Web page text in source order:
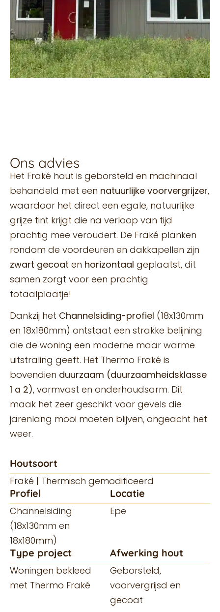
Ons advies
Het Fraké hout is geborsteld en machinaal
behandeld met een natuurlijke voorvergrijzer,
waardoor het direct een egale, natuurlijke
grijze tint krijgt die na verloop van tijd
prachtig mee veroudert. De Fraké planken
rondom de voordeuren en dakkapellen zijn
zwart gecoat en horizontaal geplaatst, dit
samen zorgt voor een prachtig
totaalplaatje!
Dankzij het Channelsiding-profiel (18x130mm
en 18x180mm) ontstaat een strakke belijning
die de woning een moderne maar warme
uitstraling geeft. Het Thermo Fraké is
bovendien duurzaam (duurzaamheidsklasse
1 a 2), vormvast en onderhoudsarm. Dit
maak het zeer geschikt voor gevels die
jarenlang mooi moeten blijven, ongeacht het
weer.
Houtsoort
Fraké | Thermisch gemodificeerd
Profiel
Channelsiding
(18x130mm en
18x180mm)
Locatie
Epe
Type project
Woningen bekleed
met Thermo Fraké
Afwerking hout
Geborsteld,
voorvergrijsd en
gecoat